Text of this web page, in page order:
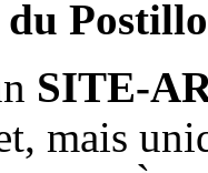
SITE-
mais